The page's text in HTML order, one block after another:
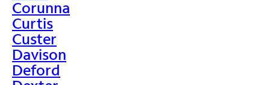
Corunna
Curtis
Custer
Davison
Deford